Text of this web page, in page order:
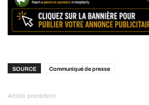
SOURCE Communiqué de presse
Article précédent